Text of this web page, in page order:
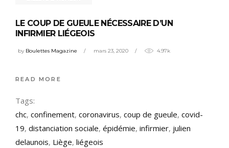
LE COUP DE GUEULE NÉCESSAIRE D’UN
INFIRMIER LIÉGEOIS
by Boulettes Magazine mars 23, 2020 4.97k
READ MORE
Tags:
chc, confinement, coronavirus, coup de gueule, covid-
19, distanciation sociale, épidémie, infirmier, julien
delaunois, Liège, liégeois